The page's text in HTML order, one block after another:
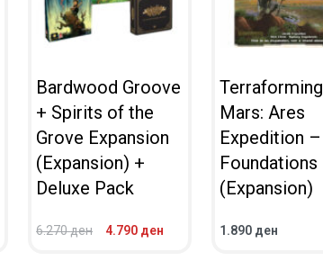
Bardwood Groove
+ Spirits of the
Grove Expansion
(Expansion) +
Deluxe Pack
6.270ден 4.790 ден
ВО КОШНИЧКА
Terraforming
Mars: Ares
Expedition –
Foundations
(Expansion)
1.890 ден
ВО КОШНИЧКА